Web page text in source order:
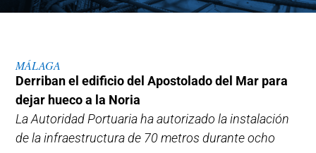
MÁLAGA
Derriban el edificio del Apostolado del Mar para
dejar hueco a la Noria
La Autoridad Portuaria ha autorizado la instalación
de la infraestructura de 70 metros durante ocho